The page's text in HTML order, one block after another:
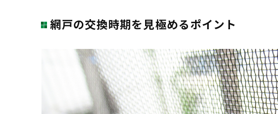
網戸の交換時期を見極めるポイント